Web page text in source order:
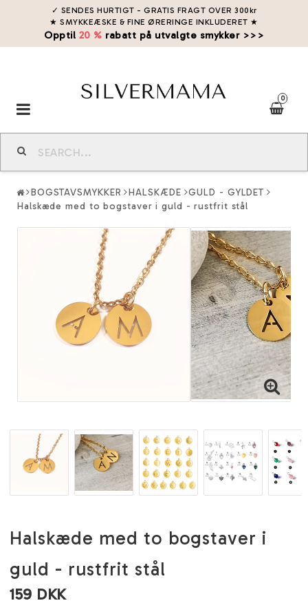
✓ SENDES HURTIGT - GRATIS FRAGT OVER 300kr
★ SMYKKEÆSKE & FINE ØRERINGE INKLUDERET ★
Opptil 20 % rabatt på utvalgte smykker >>>
0
Toggle
navigation
BOGSTAVSMYKKER HALSKÆDE
GULD - GYLDET
Halskæde med to bogstaver i guld - rustfrit stål
Halskæde med to bogstaver i
guld - rustfrit stål
159 DKK